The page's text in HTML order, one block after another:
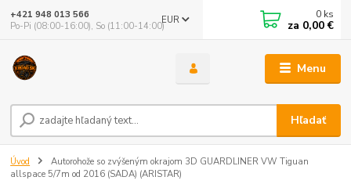
Menu
EUR
Hľadať
+421 948 013 566
Po-Pi (08:00-16:00), So (11:00-14:00)
0 ks
za 0,00 €
Úvod
Autorohože so zvýšeným okrajom 3D GUARDLINER VW Tiguan
allspace 5/7m od 2016 (SADA) (ARISTAR)